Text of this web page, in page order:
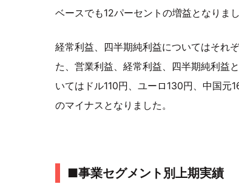
ベースでも12パーセントの増益となりまし
経常利益、四半期純利益についてはそれ
た、営業利益、経常利益、四半期純利益
いてはドル110円、ユーロ130円、中国
のマイナスとなりました。
■事業セグメント別上期実績